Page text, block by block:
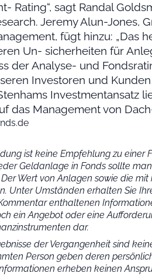
Rating“, sagt Randal
Jeremy Alun-Jones,
fügt hinzu: „Das
Un- sicherheiten für
der Analyse- und
Investoren und
Investmentansatz
das Management von
ist keine Empfehlung zu
Geldanlage in Fonds sollte
Wert von Anlagen sowie die
Unter Umständen erhalten Sie
enthaltenen
ein Angebot oder eine
dar.
der Vergangenheit sind
Person geben deren
erheben keinen